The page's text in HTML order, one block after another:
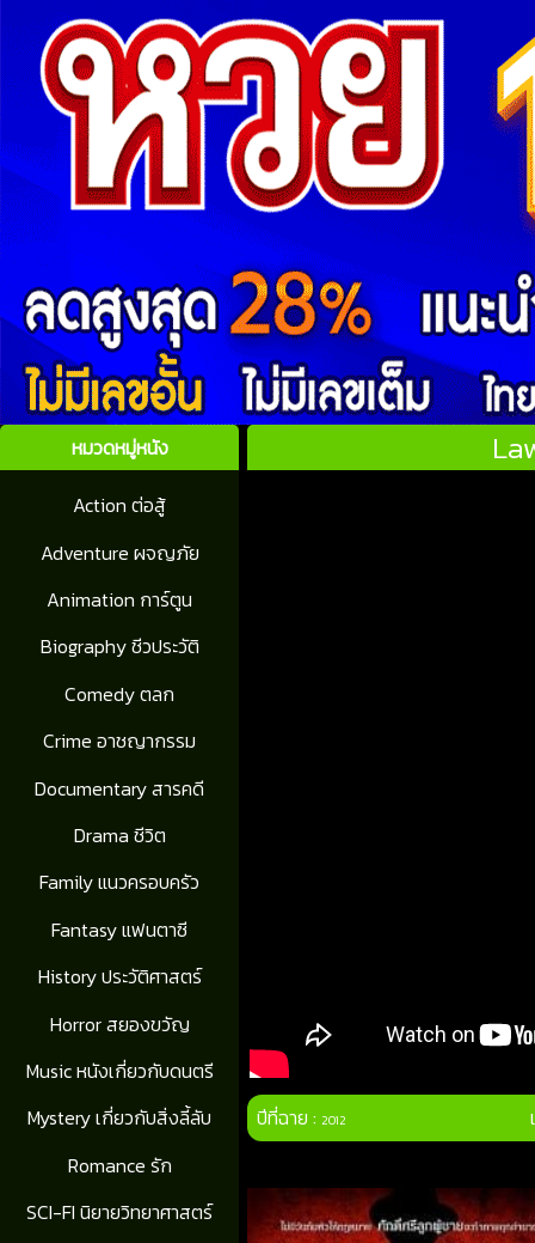
หมวดหมู่หนัง
Action ต่อสู้
Adventure ผจญภัย
Animation การ์ตูน
Biography ชีวประวัติ
Comedy ตลก
Crime อาชญากรรม
Documentary สารคดี
Drama ชีวิต
Family แนวครอบครัว
Fantasy แฟนตาซี
History ประวัติศาสตร์
Horror สยองขวัญ
Music หนังเกี่ยวกับดนตรี
Mystery เกี่ยวกับสิ่งลี้ลับ
Romance รัก
SCI-FI นิยายวิทยาศาสตร์
ปีที่ฉาย :2012